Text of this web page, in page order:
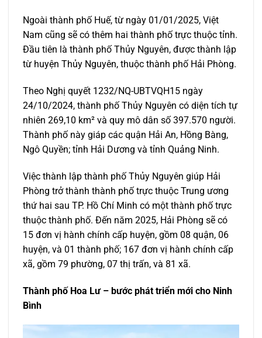
Ngoài thành phố Huế, từ ngày 01/01/2025, Việt
Nam cũng sẽ có thêm hai thành phố trực thuộc tỉnh.
Đầu tiên là thành phố Thủy Nguyên, được thành lập
từ huyện Thủy Nguyên, thuộc thành phố Hải Phòng.
Theo Nghị quyết 1232/NQ-UBTVQH15 ngày
24/10/2024, thành phố Thủy Nguyên có diện tích tự
nhiên 269,10 km² và quy mô dân số 397.570 người.
Thành phố này giáp các quận Hải An, Hồng Bàng,
Ngô Quyền; tỉnh Hải Dương và tỉnh Quảng Ninh.
Việc thành lập thành phố Thủy Nguyên giúp Hải
Phòng trở thành thành phố trực thuộc Trung ương
thứ hai sau TP. Hồ Chí Minh có một thành phố trực
thuộc thành phố. Đến năm 2025, Hải Phòng sẽ có
15 đơn vị hành chính cấp huyện, gồm 08 quận, 06
huyện, và 01 thành phố; 167 đơn vị hành chính cấp
xã, gồm 79 phường, 07 thị trấn, và 81 xã.
Thành phố Hoa Lư – bước phát triển mới cho Ninh
Bình